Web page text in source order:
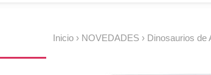
Inicio› NOVEDADES› Dinosaurios de